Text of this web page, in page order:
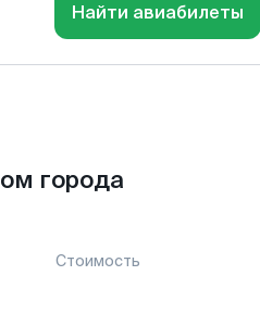
Найти авиабилеты
города
Стоимость